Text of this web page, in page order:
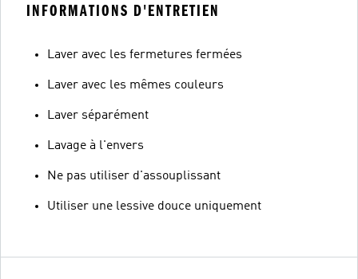
INFORMATIONS D'ENTRETIEN
Laver avec les fermetures fermées
Laver avec les mêmes couleurs
Laver séparément
Lavage à l'envers
Ne pas utiliser d'assouplissant
Utiliser une lessive douce uniquement